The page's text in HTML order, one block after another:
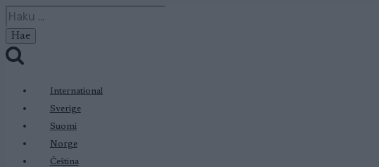
Siirry
sisältöön
Haku:
International
Sverige
Suomi
Norge
Čeština